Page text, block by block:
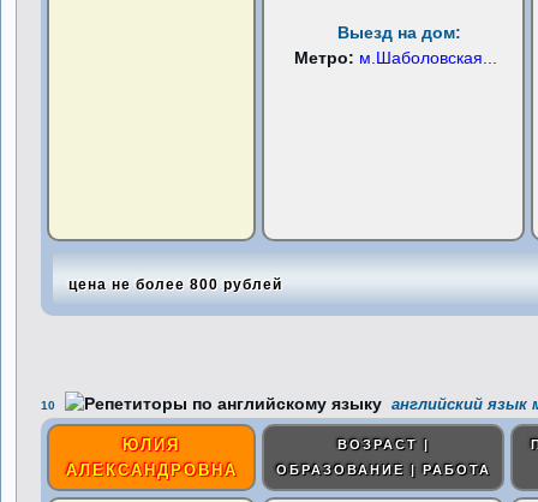
Выезд на дом:
Метро: м.Шаболовская
цена не более 800 рублей
10 английский язык
ЮЛИЯ
АЛЕКСАНДРОВНА
ВОЗРАСТ |
ОБРАЗОВАНИЕ | РАБОТА